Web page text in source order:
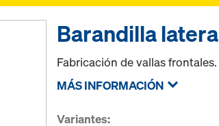
Barandilla
Fabricación de vallas frontales.
MÁS INFORMACIÓN
Variantes: